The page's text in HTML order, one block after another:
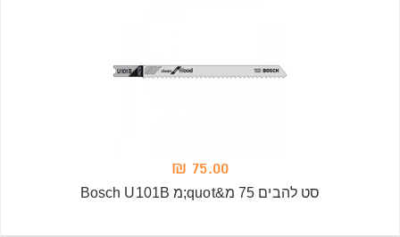
75.00 ₪
סט להבים 75 מ&quot;מ Bosch U101B